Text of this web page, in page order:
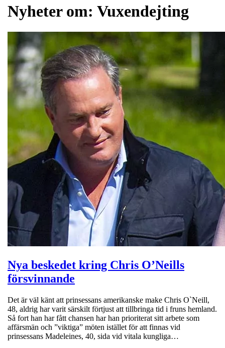
Nyheter om: Vuxendejting
Nya beskedet kring Chris O’Neills
försvinnande
Det är väl känt att prinsessans amerikanske make Chris O`Neill,
48, aldrig har varit särskilt förtjust att tillbringa tid i fruns hemland.
Så fort han har fått chansen har han prioriterat sitt arbete som
affärsmän och ”viktiga” möten istället för att finnas vid
prinsessans Madeleines, 40, sida vid vitala kungliga…